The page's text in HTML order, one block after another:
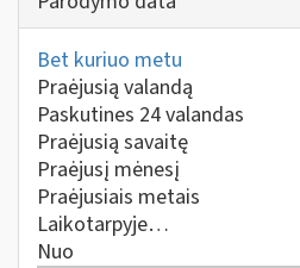
Bet kuriuo metu
Praėjusią valandą
Paskutines 24 valandas
Praėjusią savaitę
Praėjusį mėnesį
Praėjusiais metais
Laikotarpyje…
Nuo